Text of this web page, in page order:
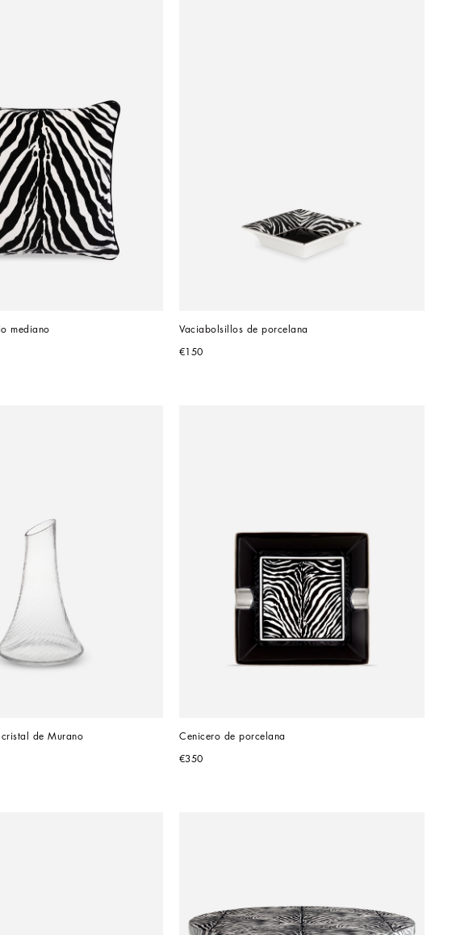
mediano Vaciabolsillos de porcelana
€150
cristal de Murano Cenicero de porcelana
€350